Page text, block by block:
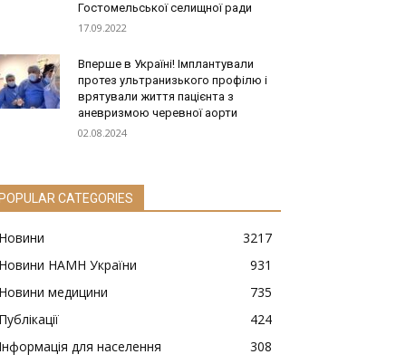
Гостомельської селищної ради
17.09.2022
Вперше в Україні! Імплантували
протез ультранизького профілю і
врятували життя пацієнта з
аневризмою черевної аорти
02.08.2024
POPULAR CATEGORIES
Новини
3217
Новини НАМН України
931
Новини медицини
735
Публікації
424
Інформація для населення
308